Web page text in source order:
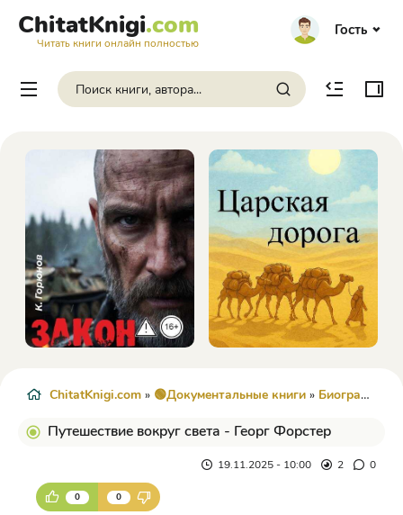
ChitatKnigi.com
Читать книги онлайн полностью
Гость
ChitatKnigi.com » 🟢Документальные книги » Биографии и Мемуары
Путешествие вокруг света - Георг Форстер
19.11.2025 - 10:00 2 0
0 0